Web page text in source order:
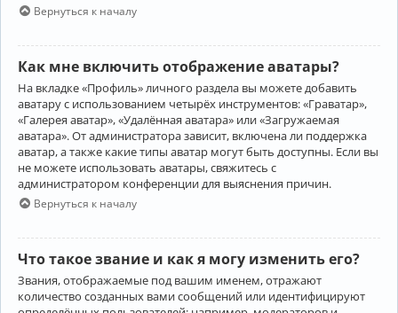
Вернуться к началу
Как мне включить отображение аватары?
На вкладке «Профиль» личного раздела вы можете добавить
аватару с использованием четырёх инструментов: «Граватар»,
«Галерея аватар», «Удалённая аватара» или «Загружаемая
аватара». От администратора зависит, включена ли поддержка
аватар, а также какие типы аватар могут быть доступны. Если вы
не можете использовать аватары, свяжитесь с
администратором конференции для выяснения причин.
Вернуться к началу
Что такое звание и как я могу изменить его?
Звания, отображаемые под вашим именем, отражают
количество созданных вами сообщений или идентифицируют